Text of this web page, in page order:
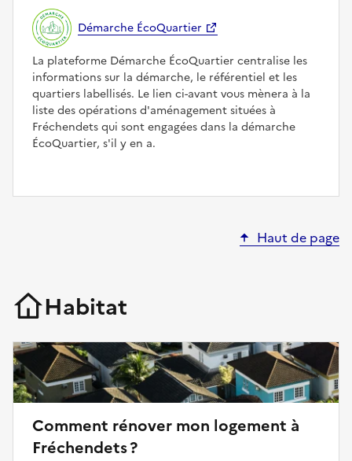
Démarche ÉcoQuartier
La plateforme Démarche ÉcoQuartier centralise les
informations sur la démarche, le référentiel et les
quartiers labellisés. Le lien ci-avant vous mènera à la
liste des opérations d'aménagement situées à
Fréchendets qui sont engagées dans la démarche
ÉcoQuartier, s'il y en a.
Haut de page
Habitat
Comment rénover mon logement à
Fréchendets ?